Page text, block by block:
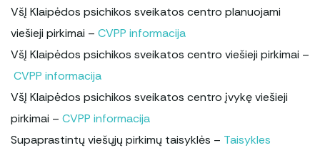
Psichikos ir elgesio sutrikimų gydymo
bendruomenėje komanda
Žemo slenksčio paslaugų kabinetas
Žemo slenksčio paslaugų mobilusis
kabinetas
Vilties linija
Paslaugų kokybės vertinimas
Anoniminių paslaugų teikimo tvarka
Pacientų teisės ir pareigos
Skundų teikimas akreditavimo tarnybai
Įstaigos vadovas
Administracija ir specialistai
Komisijos ir darbo grupės
VšĮ Klaipėdos psichikos sveikatos centro planuojami
viešieji pirkimai – CVPP informacija
VšĮ Klaipėdos psichikos sveikatos centro viešieji pirkimai –
CVPP informacija
VšĮ Klaipėdos psichikos sveikatos centro įvykę viešieji
pirkimai – CVPP informacija
Supaprastintų viešųjų pirkimų taisyklės – Taisykles